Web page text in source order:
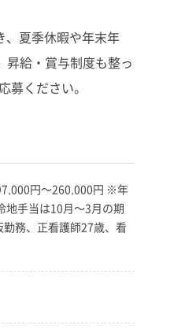
、夏季休暇や年末年
給・賞与制度も整っ
ください。
円～260,000円 ※年
手当は10月～3月の期
務、正看護師27歳、看